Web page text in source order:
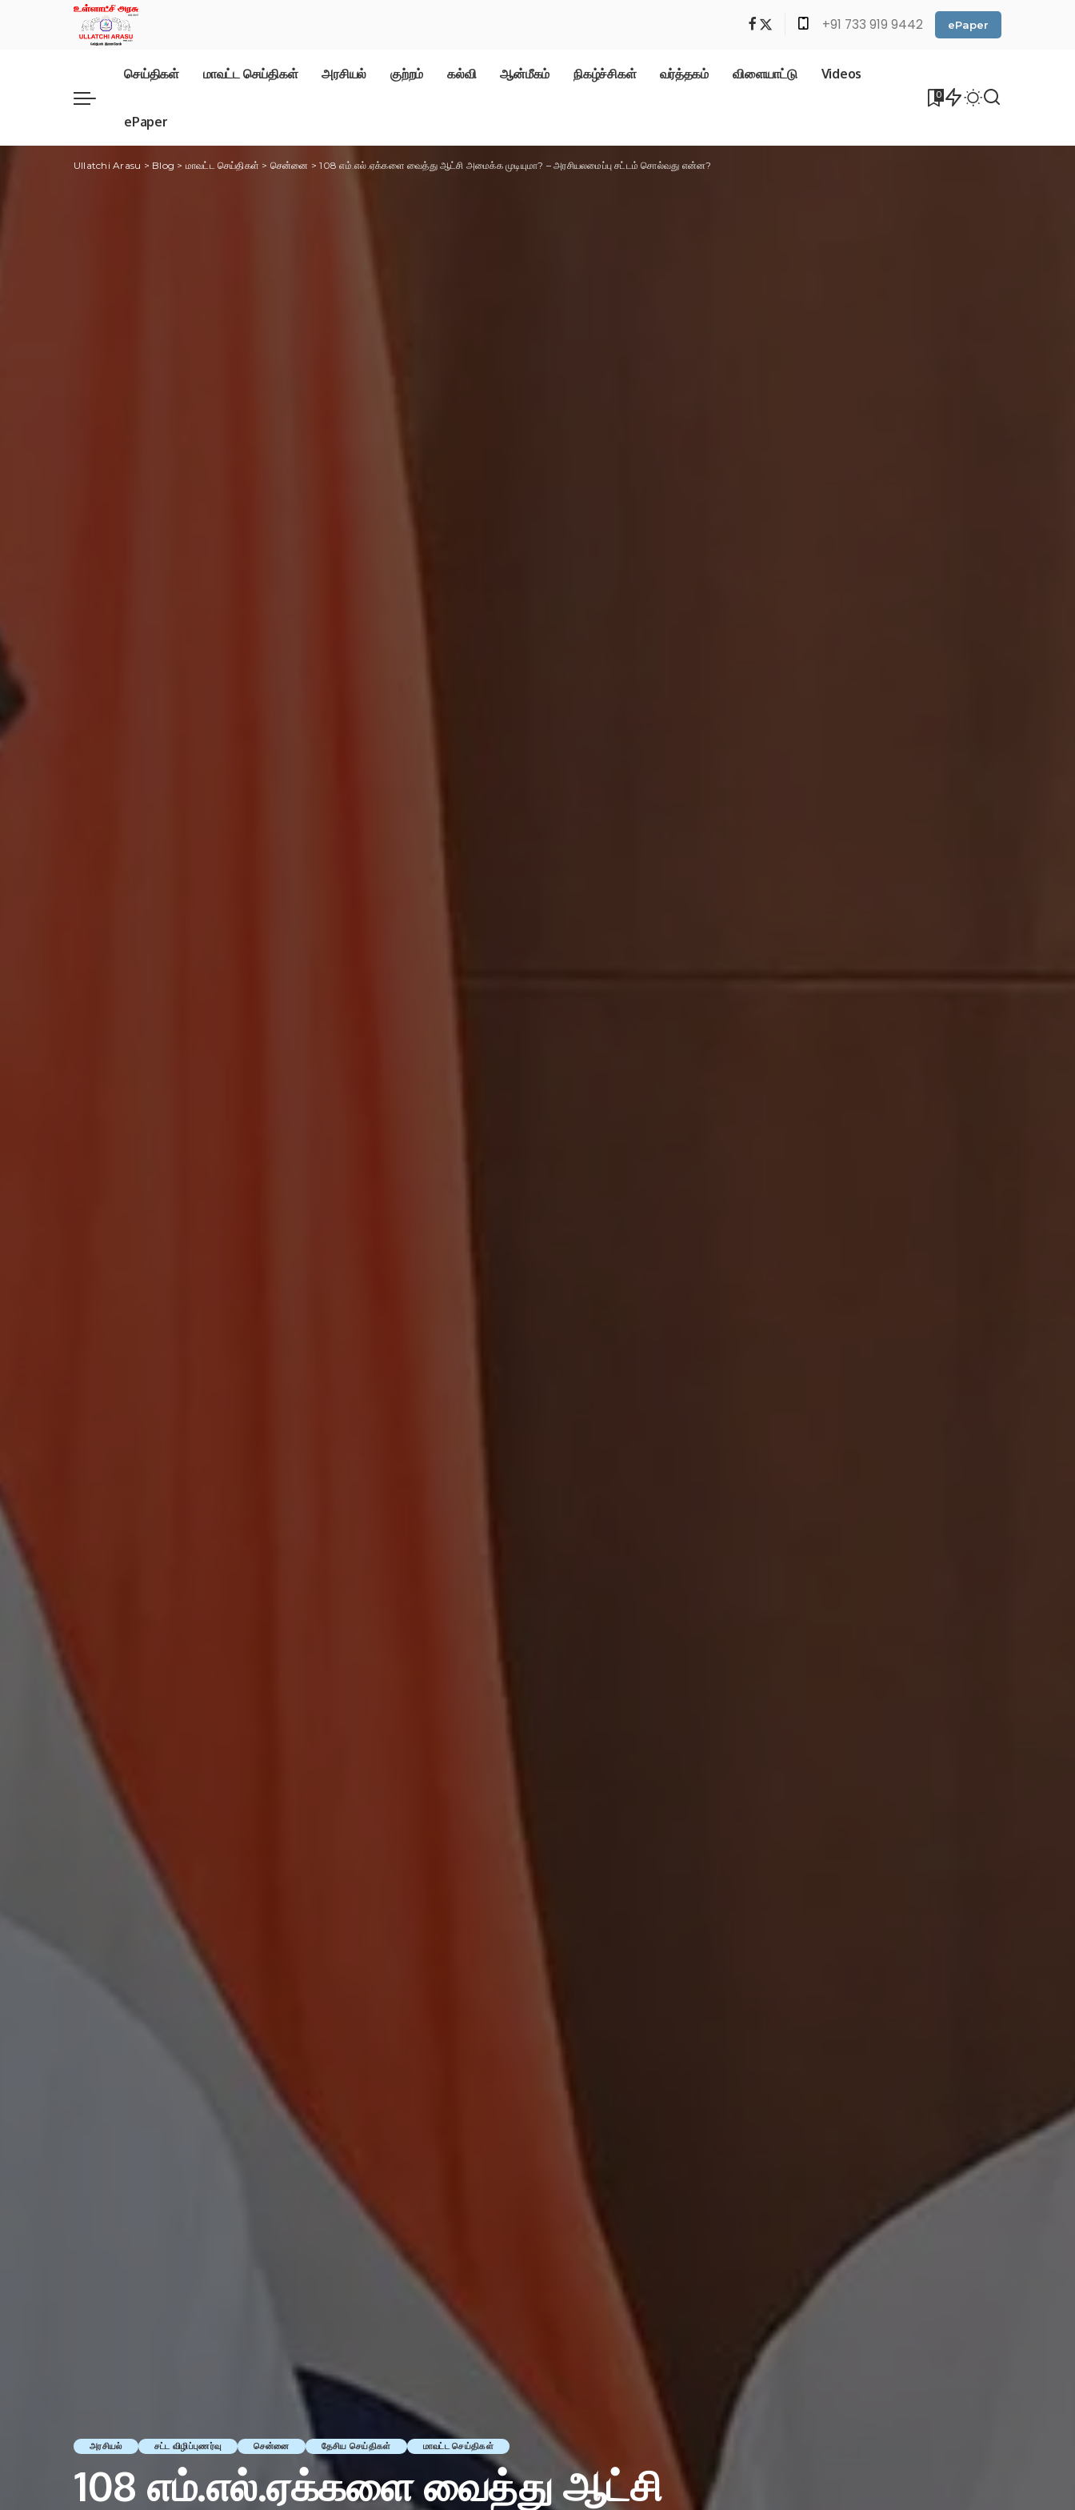
+91 733 919 9442 ePaper
செய்திகள் மாவட்ட செய்திகள் அரசியல் குற்றம் கல்வி ஆன்மீகம் நிகழ்ச்சிகள் வர்த்தகம் விளையாட்டு Videos
ePaper
0
Ullatchi Arasu > Blog > மாவட்ட செய்திகள் > சென்னை >108 எம்.எல்.ஏக்களை வைத்து ஆட்சி அமைக்க முடியுமா? – அரசியலமைப்பு சட்டம் சொல்வது என்ன?
அரசியல் சட்ட விழிப்புணர்வு சென்னை தேசிய செய்திகள் மாவட்ட செய்திகள்
108 எம்.எல்.ஏக்களை வைத்து ஆட்சி